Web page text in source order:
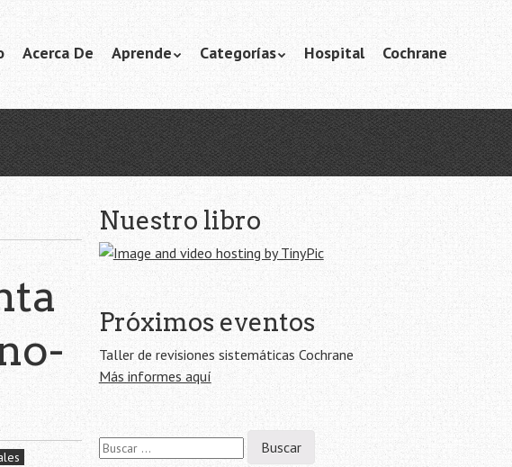
Acerca De Aprende Categorías Hospital Cochrane
Nuestro libro
Próximos eventos
Taller de revisiones sistemáticas Cochrane
Más informes aquí
Buscar: